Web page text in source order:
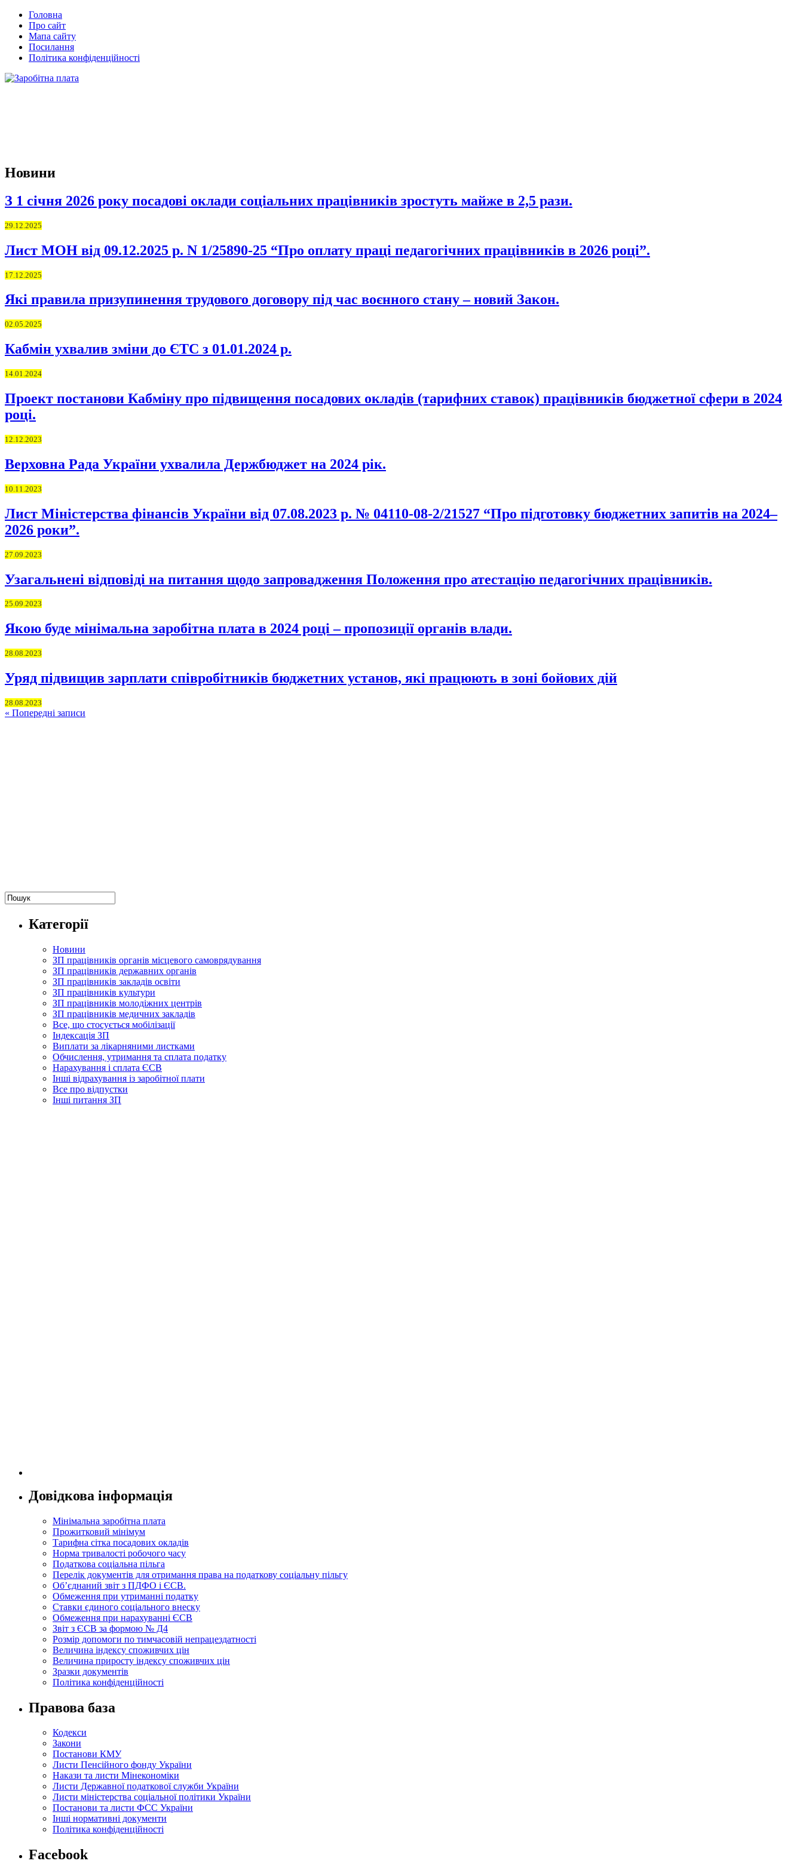
Головна
Про сайт
Мапа сайту
Посилання
Політика конфіденційності
Новини
З 1 січня 2026 року посадові оклади соціальних працівників зростуть майже в 2,5 рази.
29.12.2025
Лист МОН від 09.12.2025 р. N 1/25890-25 “Про оплату праці педагогічних працівників в 2026 році”.
17.12.2025
Які правила призупинення трудового договору під час воєнного стану – новий Закон.
02.05.2025
Кабмін ухвалив зміни до ЄТС з 01.01.2024 р.
14.01.2024
Проект постанови Кабміну про підвищення посадових окладів (тарифних ставок) працівників бюджетної сфери в 2024
році.
12.12.2023
Верховна Рада України ухвалила Держбюджет на 2024 рік.
10.11.2023
Лист Міністерства фінансів України від 07.08.2023 р. № 04110-08-2/21527 “Про підготовку бюджетних запитів на 2024–
2026 роки”.
27.09.2023
Узагальнені відповіді на питання щодо запровадження Положення про атестацію педагогічних працівників.
25.09.2023
Якою буде мінімальна заробітна плата в 2024 році – пропозиції органів влади.
28.08.2023
Уряд підвищив зарплати співробітників бюджетних установ, які працюють в зоні бойових дій
28.08.2023
« Попередні записи
Категорії
Новини
ЗП працівників органів місцевого самоврядування
ЗП працівників державних органів
ЗП працівників закладів освіти
ЗП працівників культури
ЗП працівників молодіжних центрів
ЗП працівників медичних закладів
Все, що стосується мобілізації
Індексація ЗП
Виплати за лікарняними листками
Обчислення, утримання та сплата податку
Нарахування і сплата ЄСВ
Інші відрахування із заробітної плати
Все про відпустки
Інші питання ЗП
Довідкова інформація
Мінімальна заробітна плата
Прожитковий мінімум
Тарифна сітка посадових окладів
Норма тривалості робочого часу
Податкова соціальна пільга
Перелік документів для отримання права на податкову соціальну пільгу
Об’єднаний звіт з ПДФО і ЄСВ.
Обмеження при утриманні податку
Ставки єдиного соціального внеску
Обмеження при нарахуванні ЄСВ
Звіт з ЄСВ за формою № Д4
Розмір допомоги по тимчасовій непрацездатності
Величина індексу споживчих цін
Величина приросту індексу споживчих цін
Зразки документів
Політика конфіденційності
Правова база
Кодекси
Закони
Постанови КМУ
Листи Пенсійного фонду України
Накази та листи Мінекономіки
Листи Державної податкової служби України
Листи міністерства соціальної політики України
Постанови та листи ФСС України
Інші нормативні документи
Політика конфіденційності
Facebook